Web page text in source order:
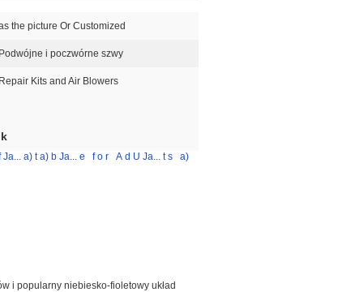
the picture Or Customized
Podwójne i poczwórne szwy
Repair Kits and Air Blowers
Ja... a) t a) b Ja... e f o r A d U Ja... t s
a)
i popularny niebiesko-fioletowy układ